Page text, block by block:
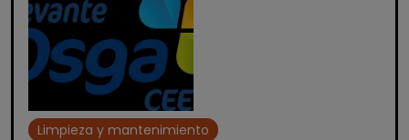
Limpieza y mantenimiento